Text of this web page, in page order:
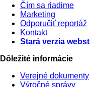
Čím sa riadime
Marketing
Odporučiť reportáž
Kontakt
Stará verzia
Dôležité informácie
Verejné dokumenty
Výročné správy